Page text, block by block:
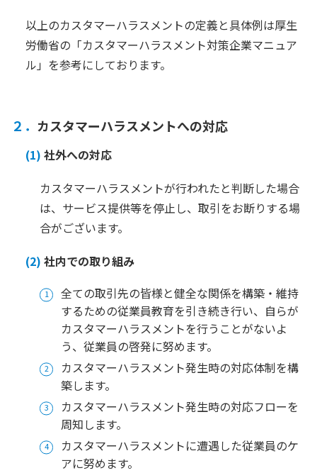
以上のカスタマーハラスメントの定義と具体例は厚生
労働省の「カスタマーハラスメント対策企業マニュア
ル」を参考にしております。
２． カスタマーハラスメントへの対応
(1) 社外への対応
カスタマーハラスメントが行われたと判断した場合
は、サービス提供等を停止し、取引をお断りする場
合がございます。
(2) 社内での取り組み
全ての取引先の皆様と健全な関係を構築・維持
するための従業員教育を引き続き行い、自らが
カスタマーハラスメントを行うことがないよ
う、従業員の啓発に努めます。
カスタマーハラスメント発生時の対応体制を構
築します。
カスタマーハラスメント発生時の対応フローを
周知します。
カスタマーハラスメントに遭遇した従業員のケ
アに努めます。